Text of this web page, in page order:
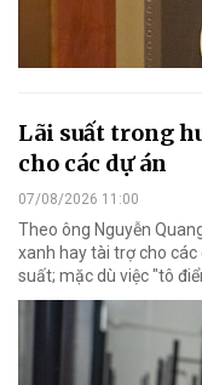
Lãi suất trong
cho các dự án
07/08/2026 11:00
Theo ông Nguyễn
xanh hay tài trợ cho
suất; mặc dù việc "tô